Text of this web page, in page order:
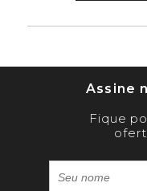
Assine
Fique